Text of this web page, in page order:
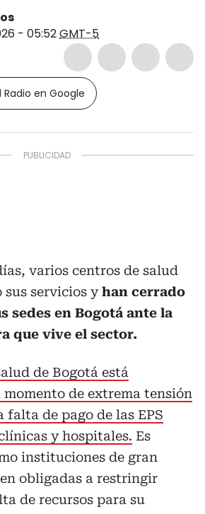
- 05:52GMT-5
en Google
varios centros de salud
sus servicios yhan cerrado
sedes en Bogotá ante la
que vive el sector.
de Bogotá está
de extrema tensión
falta de pago de las EPS
y hospitales. Es
instituciones de gran
obligadas a restringir
de recursos para su